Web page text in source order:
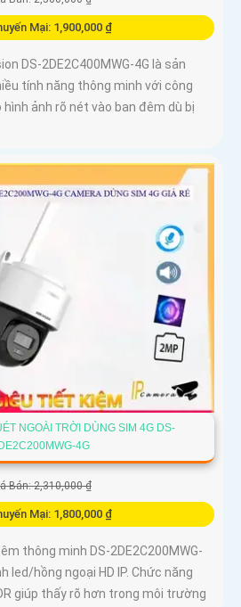
Mại: 1,900,000 ₫
DS-2DE2C400MWG-4G là sản
tính năng thông minh với công
hình ảnh rõ nét vào ban đêm dù bị
NGOÀI TRỜI DÙNG SIM 4G DS-
4G
Bán: 2,310,000 ₫
Mại: 1,800,000 ₫
thông minh DS-2DE2C200MWG-
led/hồng ngoại HD IP. Chức năng
giúp thấy rõ hơn trong môi trường